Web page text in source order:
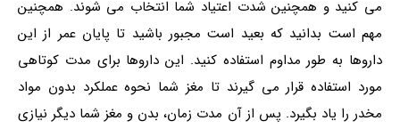
می کنید و همچنین شدت اعتیاد شما انتخاب می شوند. همچنین
مهم است بدانید که بعید است مجبور باشید تا پایان عمر از این
داروها به طور مداوم استفاده کنید. این داروها برای مدت کوتاهی
مورد استفاده قرار می گیرند تا مغز شما نحوه عملکرد بدون مواد
مخدر را یاد بگیرد. پس از آن مدت زمان، بدن و مغز شما دیگر نیازی